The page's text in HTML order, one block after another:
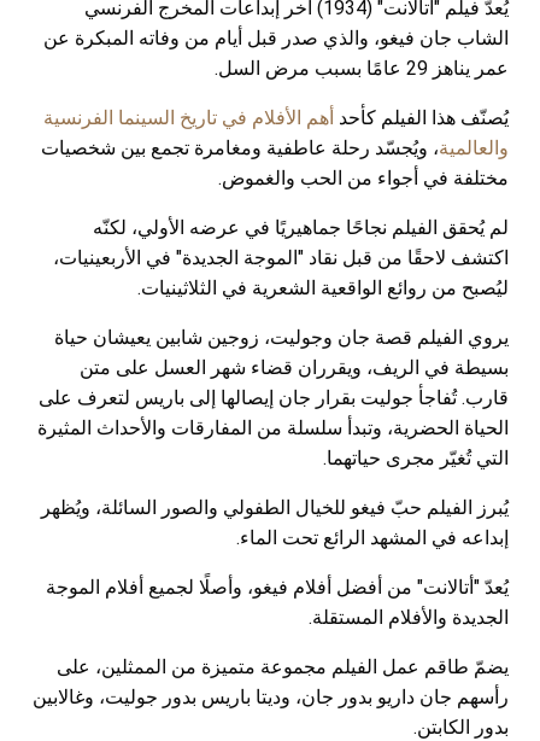
يُعدّ فيلم "أتالانت" (1934) آخر إبداعات المخرج الفرنسي
الشاب جان فيغو، والذي صدر قبل أيام من وفاته المبكرة عن
عمر يناهز 29 عامًا بسبب مرض السل.
يُصنّف هذا الفيلم كأحد أهم الأفلام في تاريخ السينما الفرنسية
والعالمية، ويُجسّد رحلة عاطفية ومغامرة تجمع بين شخصيات
مختلفة في أجواء من الحب والغموض.
لم يُحقق الفيلم نجاحًا جماهيريًا في عرضه الأولي، لكنّه
اكتشف لاحقًا من قبل نقاد "الموجة الجديدة" في الأربعينيات،
ليُصبح من روائع الواقعية الشعرية في الثلاثينيات.
يروي الفيلم قصة جان وجوليت، زوجين شابين يعيشان حياة
بسيطة في الريف، ويقرران قضاء شهر العسل على متن
قارب. تُفاجأ جوليت بقرار جان إيصالها إلى باريس لتعرف على
الحياة الحضرية، وتبدأ سلسلة من المفارقات والأحداث المثيرة
التي تُغيّر مجرى حياتهما.
يُبرز الفيلم حبّ فيغو للخيال الطفولي والصور السائلة، ويُظهر
إبداعه في المشهد الرائع تحت الماء.
يُعدّ "أتالانت" من أفضل أفلام فيغو، وأصلًا لجميع أفلام الموجة
الجديدة والأفلام المستقلة.
يضمّ طاقم عمل الفيلم مجموعة متميزة من الممثلين، على
رأسهم جان داريو بدور جان، وديتا باريس بدور جوليت، وغالابين
بدور الكابتن.